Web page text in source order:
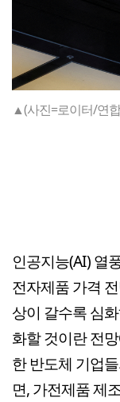
▲(사진=로이터/연
인공지능(AI) 열
전자제품 가격
상이 갈수록 심
화할 것이란 전
한 반도체 기업
면, 가전제품 제